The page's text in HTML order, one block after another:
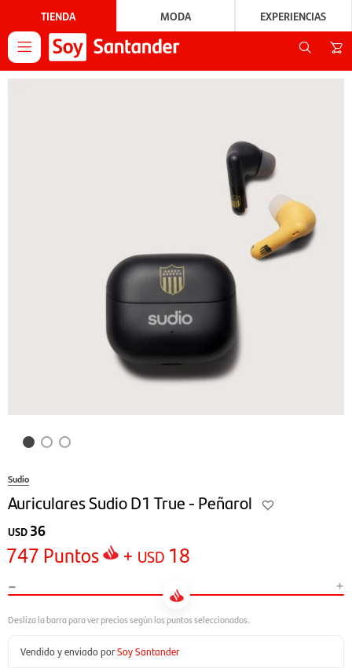
TIENDA MODA EXPERIENCIAS

Sudio
Auriculares Sudio D1 True - Peñarol
USD 36
747 Puntos + USD 18
- +
Vendido y enviado porSoy Santander